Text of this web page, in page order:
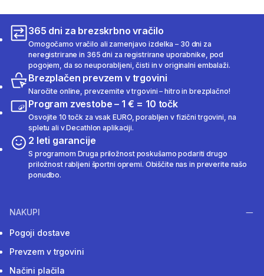
365 dni za brezskrbno vračilo
Omogočamo vračilo ali zamenjavo izdelka – 30 dni za
neregistrirane in 365 dni za registrirane uporabnike, pod
pogojem, da so neuporabljeni, čisti in v originalni embalaži.
Brezplačen prevzem v trgovini
Naročite online, prevzemite v trgovini – hitro in brezplačno!
Program zvestobe – 1 € = 10 točk
Osvojite 10 točk za vsak EURO, porabljen v fizični trgovini, na
spletu ali v Decathlon aplikaciji.
2 leti garancije
S programom Druga priložnost poskušamo podariti drugo
priložnost rabljeni športni opremi. Obiščite nas in preverite našo
ponudbo.
NAKUPI
Pogoji dostave
Prevzem v trgovini
Načini plačila